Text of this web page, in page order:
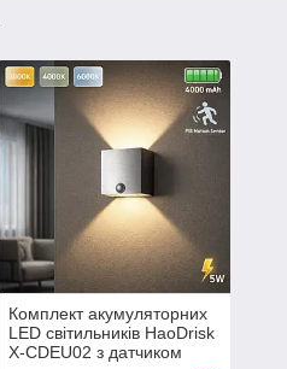
Комплект акумуляторних
LED світильників HaoDrisk
X-CDEU02 з датчиком